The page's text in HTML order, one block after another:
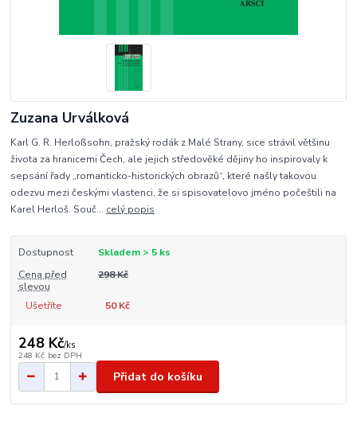
Zuzana Urválková
Karl G. R. Herloßsohn, pražský rodák z Malé Strany, sice strávil většinu
života za hranicemi Čech, ale jejich středověké dějiny ho inspirovaly k
sepsání řady „romanticko-historických obrazů“, které našly takovou
odezvu mezi českými vlastenci, že si spisovatelovo jméno počeštili na
Karel Herloš. Souč... celý popis
Dostupnost
Skladem > 5 ks
Cena před
slevou
298 Kč
Ušetříte 50 Kč
248 Kč/ks
248 Kč bez DPH
Přidat do košíku